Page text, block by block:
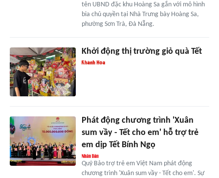
tên UBND đặc khu Hoàng Sa gắn với mô hình
bia chủ quyền tại Nhà Trưng bày Hoàng Sa,
phường Sơn Trà, Đà Nẵng.
Khởi động thị trường giỏ quà Tết
Phát động chương trình 'Xuân
sum vầy - Tết cho em' hỗ trợ trẻ
em dịp Tết Bính Ngọ
Quỹ Bảo trợ trẻ em Việt Nam phát động
chương trình 'Xuân sum vầy - Tết cho em'. Sự